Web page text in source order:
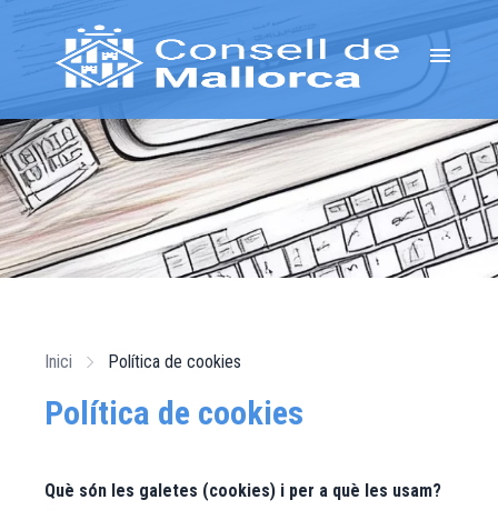
contingut
menu
Fil
d'ariadna
Inici Política de cookies
Política de cookies
Què són les galetes (cookies) i per a què les usam?